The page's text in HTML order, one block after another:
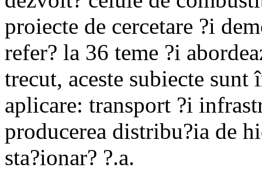
proiecte de cercetare ?i
refer? la 36 teme ?i
trecut, aceste subiecte
aplicare: transport ?i
producerea distribu?ia de
sta?ionar? ?.a.